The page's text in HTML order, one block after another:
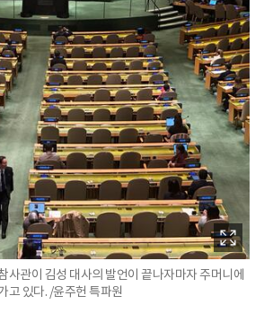
사관이 김성 대사의 발언이 끝나자마자 주머니에
고 있다. /윤주헌 특파원